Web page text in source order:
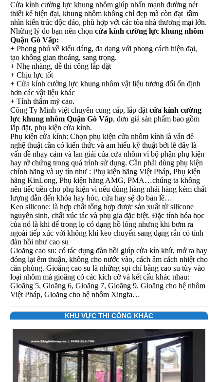
Cửa kính cường lực khung nhôm giúp nhấn mạnh đường nét
thiết kế hiện đại, khung nhôm không chỉ đẹp mà còn đạt tầm
nhìn kiến trúc độc đáo, phù hợp với các tòa nhà thương mại lớn.
Những lý do bạn nên chọn cửa kính cường lực khung nhôm
Quận Gò Vấp:
+ Phong phú về kiểu dáng, đa dạng với phong cách hiện đại,
tạo không gian thoáng, sang trọng.
+ Nhẹ nhàng, dễ thi công lắp đặt
+ Chịu lực tốt
+ Cửa kính cường lực khung nhôm vật liệu tương đối ổn định
hơn các vật liệu khác
+ Tính thẩm mỹ cao.
Công Ty Minh việt chuyên cung cấp, lắp đặt cửa kính cường
lực khung nhôm Quận Gò Vấp, đơn giá sản phẩm bao gồm
lắp đặt, phụ kiện cửa kính.
Phụ kiện cửa kính: Chọn phụ kiện cửa nhôm kính là vấn đề
nghệ thuật cần có kiến thức và am hiểu kỹ thuật bởi lẽ đây là
vấn đề nhạy cảm và lan giải của cửa nhôm vì bộ phận phụ kiện
hay rở chứng trong quá trình sử dụng. Cần phải dùng phụ kiện
chính hãng và uy tín như : Phụ kiện hãng Việt Pháp, Phụ kiện
hãng KinLong, Phụ kiện hãng AMG, PMA…chúng ta không
nên tiếc tiền cho phụ kiện vì nếu dùng hàng nhái hàng kém chất
lượng dẫn đến khóa hay hóc, cửa hay sệ do bản lề…
Keo silicone: là hợp chất tổng hợp được sản xuất từ silicone
nguyên sinh, chất xúc tác và phụ gia đặc biệt. Đặc tính hóa học
của nó là khi để trong lọ có dạng hồ lỏng nhưng khi bơm ra
ngoài tiếp xúc với không khí keo chuyển sang dạng rắn có tính
đàn hồi như cao su
Gioăng cao su: có tác dụng đàn hồi giúp cửa kín khít, mở ra hay
đóng lại êm thuận, không cho nước vào, cách âm cách nhiệt cho
căn phòng. Gioăng cao su là những sọi chỉ bằng cao su tùy vào
loại nhôm mà gioăng có các kích cỡ và kết cấu khác nhau:
Gioăng 5, Gioăng 6, Gioăng 7, Gioăng 9, Gioăng cho hệ nhôm
Việt Pháp, Gioăng cho hệ nhôm Xingfa…
KHU VỰC THI CÔNG KHÁC